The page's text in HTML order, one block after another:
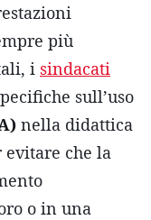
più
i sindacati
sull’uso
nella didattica
che la
o in una